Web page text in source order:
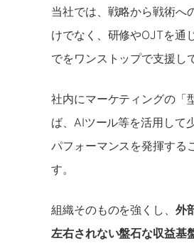
当社では、戦略から戦術へ
けでなく、研修やOJTを通
でをワンストップで支援し
社内にマーケティングの「
ば、AIツール等を活用して
パフォーマンスを発揮する
す。
組織そのものを強くし、 外
左右されない盤石な収益基